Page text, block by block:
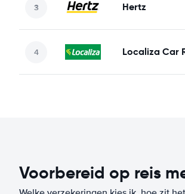
Hertz
Localiza Car
Voorbereid op reis